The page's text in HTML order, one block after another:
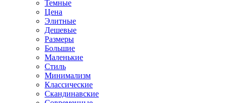
Темные
Цена
Элитные
Дешевые
Размеры
Большие
Маленькие
Стиль
Минимализм
Классические
Скандинавские